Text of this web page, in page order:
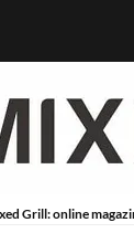
Grill: online